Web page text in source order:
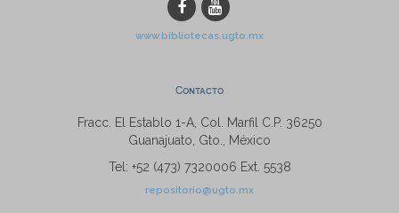
www.bibliotecas.ugto.mx
Contacto
Fracc. El Establo 1-A, Col. Marfil C.P. 36250
Guanajuato, Gto., México
Tel: +52 (473) 7320006 Ext. 5538
repositorio@ugto.mx